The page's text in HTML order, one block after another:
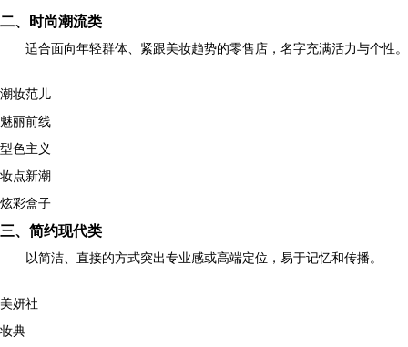
二、时尚潮流类
适合面向年轻群体、紧跟美妆趋势的零售店，名字充满活力与个性。
潮妆范儿
魅丽前线
型色主义
妆点新潮
炫彩盒子
三、简约现代类
以简洁、直接的方式突出专业感或高端定位，易于记忆和传播。
美妍社
妆典